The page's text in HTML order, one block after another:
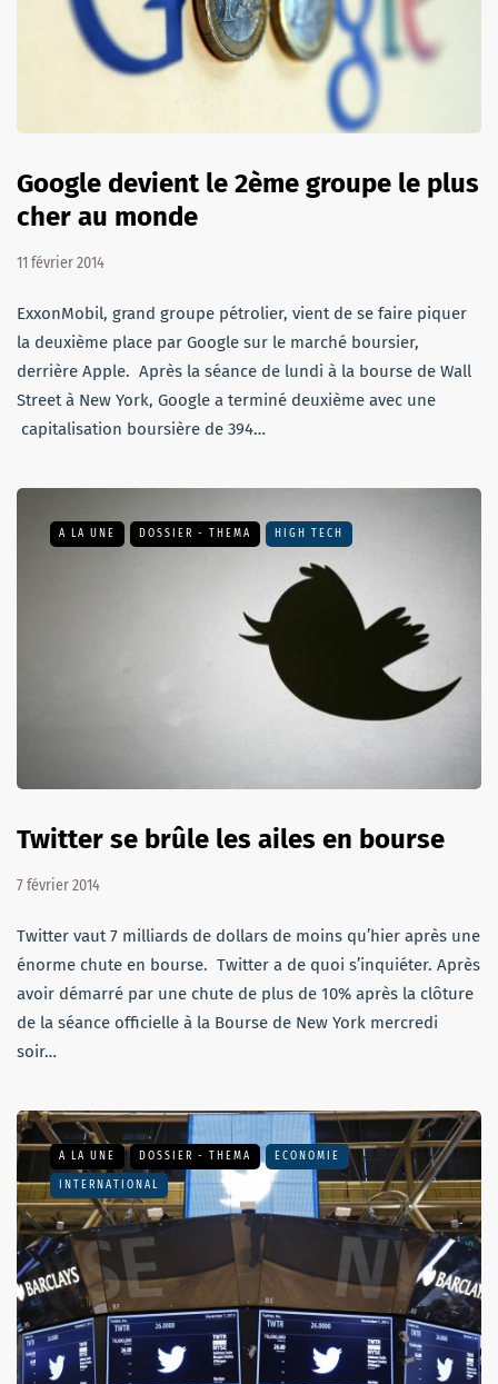
Google devient le 2ème groupe le plus
cher au monde
11 février 2014
ExxonMobil, grand groupe pétrolier, vient de se faire piquer
la deuxième place par Google sur le marché boursier,
derrière Apple. Après la séance de lundi à la bourse de Wall
Street à New York, Google a terminé deuxième avec une
capitalisation boursière de 394…
A LA UNE DOSSIER - THEMA HIGH TECH
Twitter se brûle les ailes en bourse
7 février 2014
Twitter vaut 7 milliards de dollars de moins qu’hier après une
énorme chute en bourse. Twitter a de quoi s’inquiéter. Après
avoir démarré par une chute de plus de 10% après la clôture
de la séance officielle à la Bourse de New York mercredi
soir…
A LA UNE DOSSIER - THEMA ECONOMIE
INTERNATIONAL